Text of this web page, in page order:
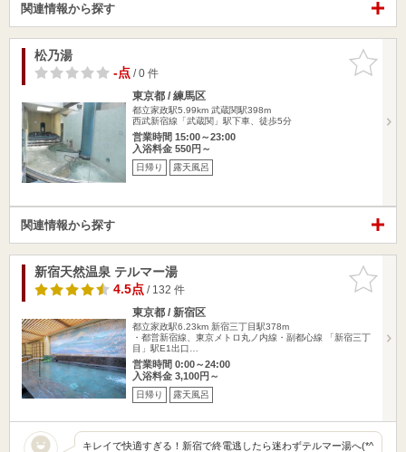
関連情報から探す
お気に入
りに追加
松乃湯
-点/ 0 件
東京都 / 練馬区
都立家政駅5.99km 武蔵関駅398m
西武新宿線「武蔵関」駅下車、徒歩5分
営業時間 15:00～23:00
入浴料金 550円～
日帰り 露天風呂
関連情報から探す
お気に入
りに追加
新宿天然温泉 テルマー湯
4.5点/ 132 件
東京都 / 新宿区
都立家政駅6.23km 新宿三丁目駅378m
・都営新宿線、東京メトロ丸ノ内線・副都心線 「新宿三丁
目」駅E1出口…
営業時間 0:00～24:00
入浴料金 3,100円～
日帰り 露天風呂
キレイで快適すぎる！新宿で終電逃したら迷わずテルマー湯へ(*^